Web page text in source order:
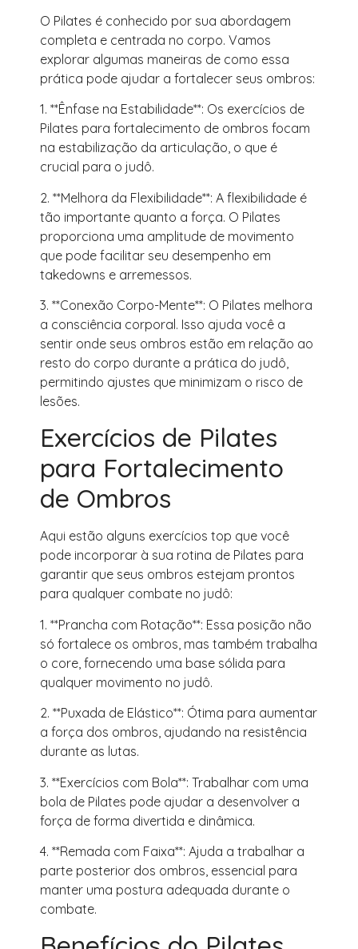
O Pilates é conhecido por sua abordagem
completa e centrada no corpo. Vamos
explorar algumas maneiras de como essa
prática pode ajudar a fortalecer seus ombros:
1. **Ênfase na Estabilidade**: Os exercícios de
Pilates para fortalecimento de ombros focam
na estabilização da articulação, o que é
crucial para o judô.
2. **Melhora da Flexibilidade**: A flexibilidade é
tão importante quanto a força. O Pilates
proporciona uma amplitude de movimento
que pode facilitar seu desempenho em
takedowns e arremessos.
3. **Conexão Corpo-Mente**: O Pilates melhora
a consciência corporal. Isso ajuda você a
sentir onde seus ombros estão em relação ao
resto do corpo durante a prática do judô,
permitindo ajustes que minimizam o risco de
lesões.
Exercícios de Pilates
para Fortalecimento
de Ombros
Aqui estão alguns exercícios top que você
pode incorporar à sua rotina de Pilates para
garantir que seus ombros estejam prontos
para qualquer combate no judô:
1. **Prancha com Rotação**: Essa posição não
só fortalece os ombros, mas também trabalha
o core, fornecendo uma base sólida para
qualquer movimento no judô.
2. **Puxada de Elástico**: Ótima para aumentar
a força dos ombros, ajudando na resistência
durante as lutas.
3. **Exercícios com Bola**: Trabalhar com uma
bola de Pilates pode ajudar a desenvolver a
força de forma divertida e dinâmica.
4. **Remada com Faixa**: Ajuda a trabalhar a
parte posterior dos ombros, essencial para
manter uma postura adequada durante o
combate.